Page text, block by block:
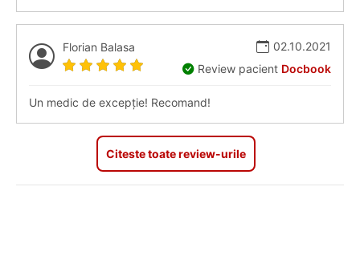
Florian Balasa
02.10.2021
Review pacient Docbook
Un medic de excepție! Recomand!
Citeste toate review-urile